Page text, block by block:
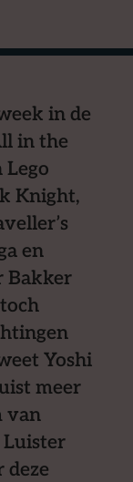
in de
in the
Lego
Knight,
en
Bakker
Yoshi
meer
van
deze